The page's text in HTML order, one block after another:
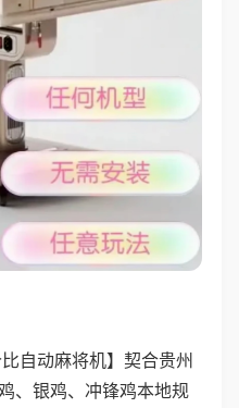
比自动麻将机】契合贵州
、银鸡、冲锋鸡本地规